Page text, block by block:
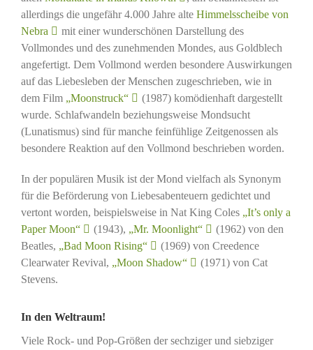
allerdings die ungefähr 4.000 Jahre alte Himmelsscheibe von
Nebra
mit einer wunderschönen Darstellung des
Vollmondes und des zunehmenden Mondes, aus Goldblech
angefertigt. Dem Vollmond werden besondere Auswirkungen
auf das Liebesleben der Menschen zugeschrieben, wie in
dem Film „Moonstruck“
(1987) komödienhaft dargestellt
wurde. Schlafwandeln beziehungsweise Mondsucht
(Lunatismus) sind für manche feinfühlige Zeitgenossen als
besondere Reaktion auf den Vollmond beschrieben worden.
In der populären Musik ist der Mond vielfach als Synonym
für die Beförderung von Liebesabenteuern gedichtet und
vertont worden, beispielsweise in Nat King Coles „It’s only a
Paper Moon“
(1943), „Mr. Moonlight“
(1962) von den
Beatles, „Bad Moon Rising“
(1969) von Creedence
Clearwater Revival, „Moon Shadow“
(1971) von Cat
Stevens.
In den Weltraum!
Viele Rock- und Pop-Größen der sechziger und siebziger